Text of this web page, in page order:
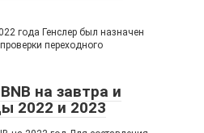
года Генслер был назначен
переходного
на завтра и
2022 и 2023